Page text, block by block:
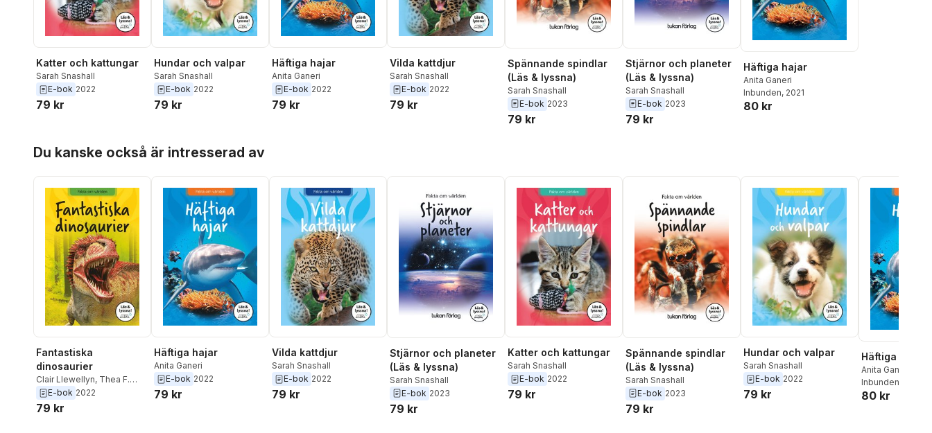
Katter och kattungar
Sarah Snashall
E-bok 2022
79 kr
Hundar och valpar
Sarah Snashall
E-bok 2022
79 kr
Häftiga hajar
Anita Ganeri
E-bok 2022
79 kr
Vilda kattdjur
Sarah Snashall
E-bok 2022
79 kr
Spännande spindlar
(Läs & lyssna)
Sarah Snashall
E-bok 2023
79 kr
Stjärnor och planeter
(Läs & lyssna)
Sarah Snashall
E-bok 2023
79 kr
Häftiga hajar
Anita Ganeri
Inbunden, 2021
80 kr
Du kanske också är intresserad av
Fantastiska
dinosaurier
Clair Llewellyn, Thea F.
Eldman
E-bok 2022
79 kr
Häftiga hajar
Anita Ganeri
E-bok 2022
79 kr
Vilda kattdjur
Sarah Snashall
E-bok 2022
79 kr
Stjärnor och planeter
(Läs & lyssna)
Sarah Snashall
E-bok 2023
79 kr
Katter och kattungar
Sarah Snashall
E-bok 2022
79 kr
Spännande spindlar
(Läs & lyssna)
Sarah Snashall
E-bok 2023
79 kr
Hundar och valpar
Sarah Snashall
E-bok 2022
79 kr
Häftiga hajar
Anita Ganeri
Inbunden
80 kr